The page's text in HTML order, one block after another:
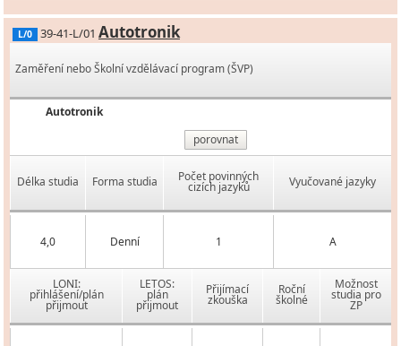
L/0 39-41-L/01 Autotronik
Zaměření nebo Školní vzdělávací program (ŠVP)
Autotronik
porovnat
Délka studia Forma studia Počet povinných
cizích jazyků Vyučované jazyky
4,0 Denní 1 A
LONI:
přihlášení/plán
přijmout
LETOS:
plán
přijmout
Přijímací
zkouška
Roční
školné
Možnost
studia pro
ZP